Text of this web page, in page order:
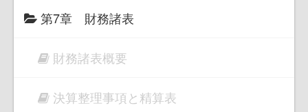
第7章 財務諸表
財務諸表概要
決算整理事項と精算表